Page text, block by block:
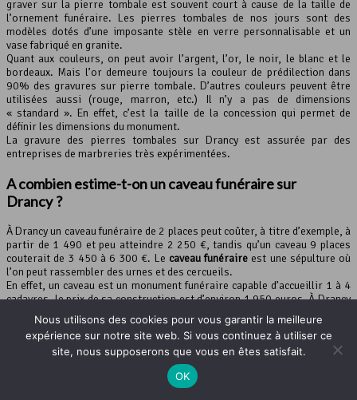
graver sur la pierre tombale est souvent court à cause de la taille de
l’ornement funéraire. Les pierres tombales de nos jours sont des
modèles dotés d’une imposante stèle en verre personnalisable et un
vase fabriqué en granite.
Quant aux couleurs, on peut avoir l’argent, l’or, le noir, le blanc et le
bordeaux. Mais l’or demeure toujours la couleur de prédilection dans
90% des gravures sur pierre tombale. D’autres couleurs peuvent être
utilisées aussi (rouge, marron, etc.) Il n’y a pas de dimensions
« standard ». En effet, c’est la taille de la concession qui permet de
définir les dimensions du monument.
La gravure des pierres tombales sur Drancy est assurée par des
entreprises de marbreries très expérimentées.
A combien estime-t-on un caveau funéraire sur
Drancy ?
À Drancy un caveau funéraire de 2 places peut coûter, à titre d’exemple, à
partir de 1 490 et peu atteindre 2 250 €, tandis qu’un caveau 9 places
couterait de 3 450 à 6 300 €. Le caveau funéraire est une sépulture où
l’on peut rassembler des urnes et des cercueils.
En effet, un caveau est un monument funéraire capable d’accueillir 1 à 4
cadavres, le prix de sa construction est d’environ 1 950 euros. À Drancy
un caveau de 2 places peut couter, à titre indicatif, 1 400 € et peu
atteindre 2 000 euros, tandis qu’un caveau de 9 places vaut environs 3
490 à un peu plus de 6 300 euros.
Pour personnaliser le caveau, la famille peut choisir de construire
plusieurs éléments en surface comme un soubassement, une stèle, une
Nous utilisons des cookies pour vous garantir la meilleure
expérience sur notre site web. Si vous continuez à utiliser ce
site, nous supposerons que vous en êtes satisfait.
OK